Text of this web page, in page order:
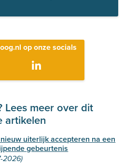
op onze socials
Lees meer over dit
artikelen
uiterlijk accepteren na een
gebeurtenis
2026)